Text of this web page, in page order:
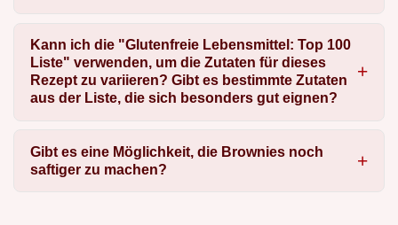
Kann ich die "Glutenfreie Lebensmittel: Top 100
Liste" verwenden, um die Zutaten für dieses
Rezept zu variieren? Gibt es bestimmte Zutaten
aus der Liste, die sich besonders gut eignen?
Gibt es eine Möglichkeit, die Brownies noch
saftiger zu machen?